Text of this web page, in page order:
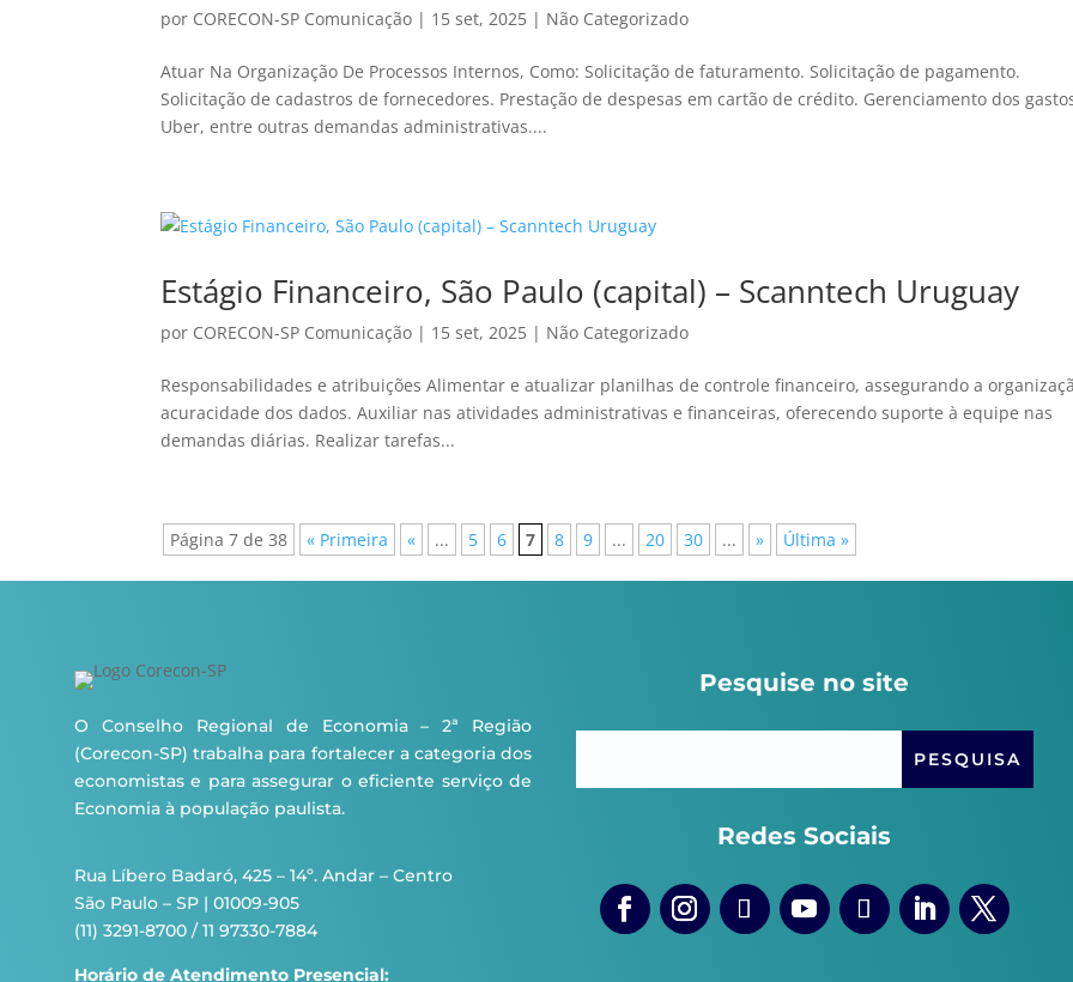
por CORECON-SP Comunicação | 15 set, 2025 | Não Categorizado
Atuar Na Organização De Processos Internos, Como: Solicitação de faturamento. Solicitação de pagamento.
Solicitação de cadastros de fornecedores. Prestação de despesas em cartão de crédito. Gerenciamento dos
Uber, entre outras demandas administrativas....
Estágio Financeiro, São Paulo (capital) – Scanntech Uruguay
por CORECON-SP Comunicação | 15 set, 2025 | Não Categorizado
Responsabilidades e atribuições Alimentar e atualizar planilhas de controle financeiro, assegurando a
acuracidade dos dados. Auxiliar nas atividades administrativas e financeiras, oferecendo suporte à equipe nas
demandas diárias. Realizar tarefas...
Página 7 de 38 « Primeira « ... 5 6 7 8 9 ... 20 30 ... » Última »
O Conselho Regional de Economia – 2ª Região
(Corecon-SP) trabalha para fortalecer a categoria dos
economistas e para assegurar o eficiente serviço de
Economia à população paulista.
Rua Líbero Badaró, 425 – 14º. Andar – Centro
São Paulo – SP | 01009-905
(11) 3291-8700 / 11 97330-7884
Horário de Atendimento Presencial:
Pesquise no site
Redes Sociais